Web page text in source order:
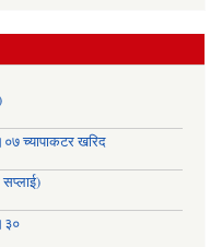
च्यापाकटर खरिद